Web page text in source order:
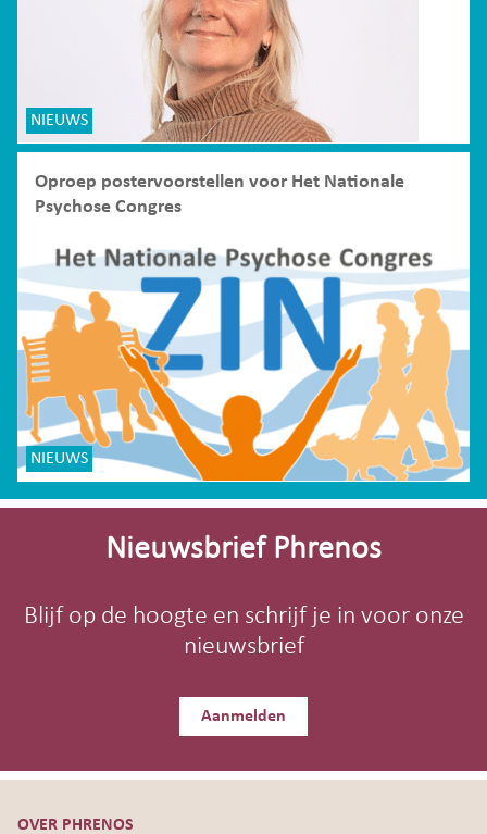
NIEUWS
Oproep postervoorstellen voor Het Nationale
Psychose Congres
NIEUWS
Site-
Nieuwsbrief Phrenos
Blijf op de hoogte en schrijf je in voor onze
nieuwsbrief
Aanmelden
OVER PHRENOS